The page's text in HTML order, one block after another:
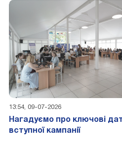
13:54, 09-07-2026
Нагадуємо про ключові
вступної кампанії